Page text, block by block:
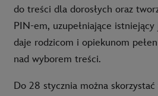
do treści dla dorosłych oraz
PIN-em, uzupełniające
daje rodzicom i opiekunom
nad wyborem treści.
Do 28 stycznia można